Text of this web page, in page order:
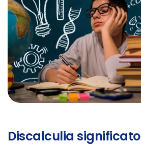
Discalculia significato